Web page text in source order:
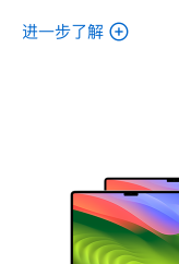
进一步了解
Mac。